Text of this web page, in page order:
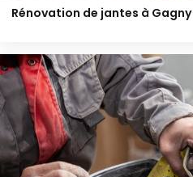
Rénovation de jantes à Gagny